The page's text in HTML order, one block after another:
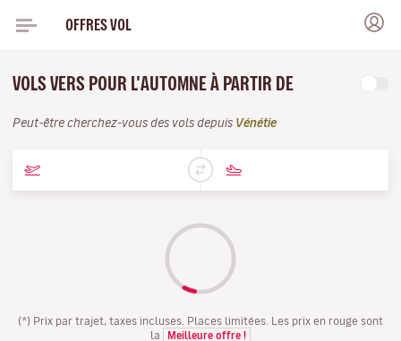
OFFRES VOL
VOLS VERS POUR L'AUTOMNE À PARTIR DE
Peut-être cherchez-vous des vols depuis Vénétie
(*) Prix par trajet, taxes incluses. Places limitées. Les prix en rouge sont
la
Meilleure offre !